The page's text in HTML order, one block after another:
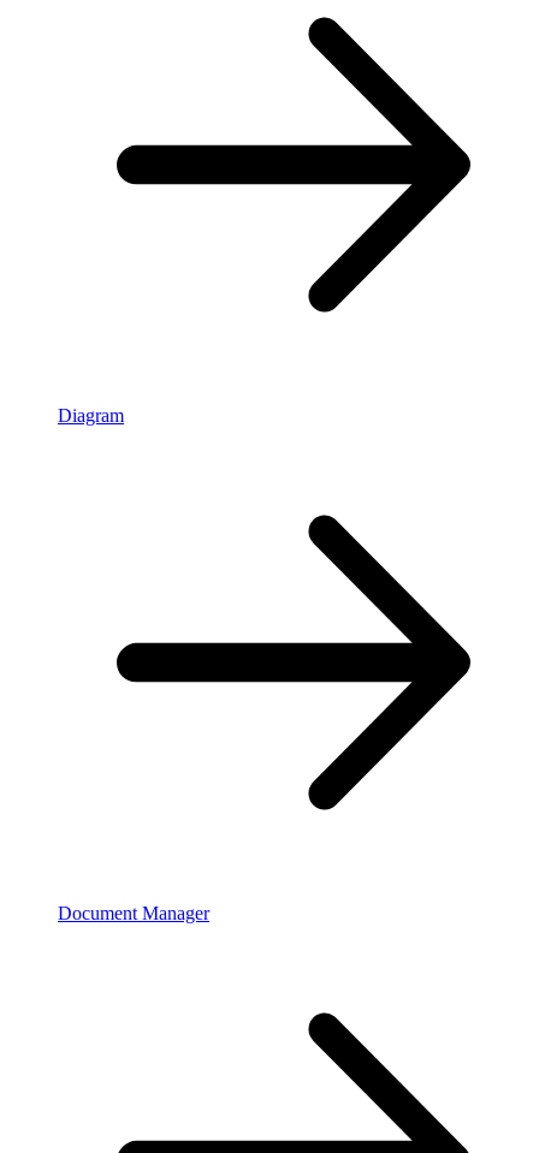
Diagram
Document Manager